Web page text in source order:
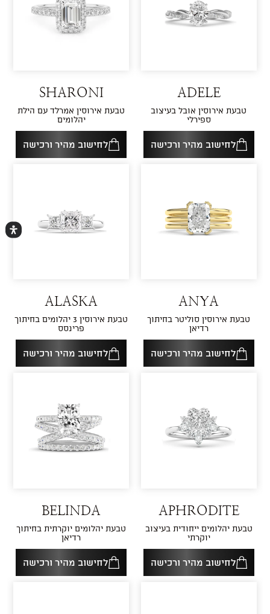
ADELE
טבעת אירוסין אובל בעיצוב
ספירלי
לחישוב מהיר ורכישה
SHARONI
טבעת אירוסין אמרלד עם הילת
יהלומים
לחישוב מהיר ורכישה
ANYA
טבעת אירוסין סוליטר בחיתוך
רדיאן
לחישוב מהיר ורכישה
ALASKA
טבעת אירוסין 3 יהלומים בחיתוך
פרינסס
לחישוב מהיר ורכישה
APHRODITE
טבעת יהלומים ייחודית בעיצוב
יוקרתי
לחישוב מהיר ורכישה
BELINDA
טבעת יהלומים יוקרתית בחיתוך
רדיאן
לחישוב מהיר ורכישה